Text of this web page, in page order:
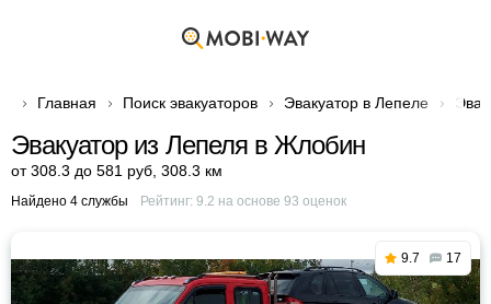
Главная Поиск эвакуаторов Эвакуатор в Лепеле
Эвакуатор из Лепеля в Жлобин
от 308.3 до 581 руб 308.3 км
Найдено 4 службы Рейтинг: 9.2 на основе 93 оценок
9.7 17